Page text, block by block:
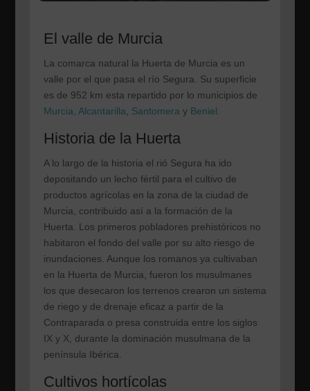
El valle de Murcia
La comarca natural la Huerta de Murcia es un
valle por el que pasa el río Segura. Su superficie
es de 952 km esta repartido por lo municipios de
Murcia, Alcantarilla Santomera y Beniel
Historia de la Huerta
A lo largo de la historia el rió Segura ha ido
depositando un lecho fértil para el cultivo de
productos agrícolas en la zona de la ciudad de
Murcia, contribuido así a la formación de la
Huerta. Los primeros pobladores prehistóricos no
habitaron el fondo del valle por su alto riesgo de
inundaciones. Aunque los romanos ya cultivaban
en la Huerta de Murcia, fueron los musulmanes
los que desecaron los terrenos crearon un sistema
de riego y de drenaje eficaz a partir de la
Contraparada o presa construida entre los siglos
IX y X, durante la dominación musulmana de la
península Ibérica.
Cultivos hortícolas